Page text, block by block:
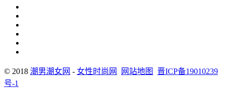
© 2018 潮男潮女网 - 女性时尚网 网站地图
晋ICP备19010239
号-1